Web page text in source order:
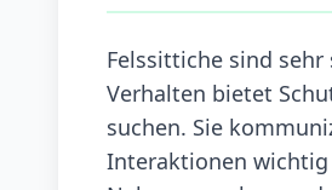
Felssittiche sind
Verhalten bietet
suchen. Sie
Interaktionen wichtig